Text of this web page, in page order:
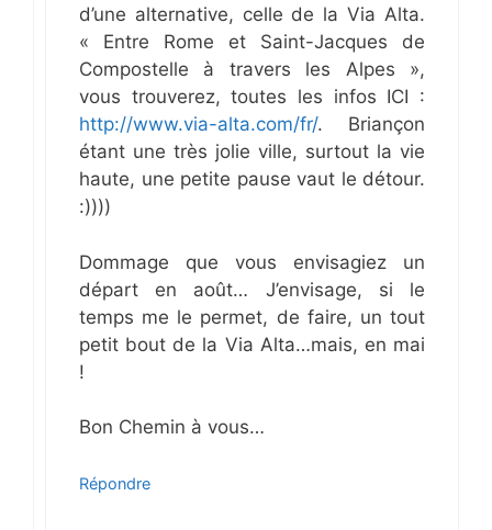
d’une alternative, celle de la Via Alta.
« Entre Rome et Saint-Jacques de
Compostelle à travers les Alpes »,
vous trouverez, toutes les infos ICI :
http://www.via-alta.com/fr/. Briançon
étant une très jolie ville, surtout la vie
haute, une petite pause vaut le détour.
:))))
Dommage que vous envisagiez un
départ en août… J’envisage, si le
temps me le permet, de faire, un tout
petit bout de la Via Alta…mais, en mai
!
Bon Chemin à vous…
Répondre